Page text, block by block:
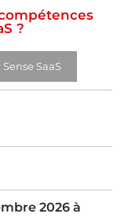
?
SaaS
2026 à